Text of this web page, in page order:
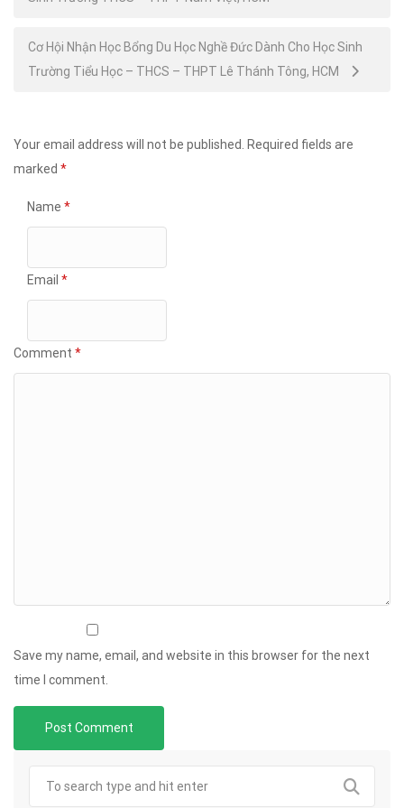
navigation
Cơ Hội Nhận Học Bổng Du Học Nghề Đức Dành Cho Học Sinh
Trường Tiểu Học – THCS – THPT Lê Thánh Tông, HCM
Your email address will not be published. Required fields are
marked *
Name *
Email *
Comment *
Save my name, email, and website in this browser for the next
time I comment.